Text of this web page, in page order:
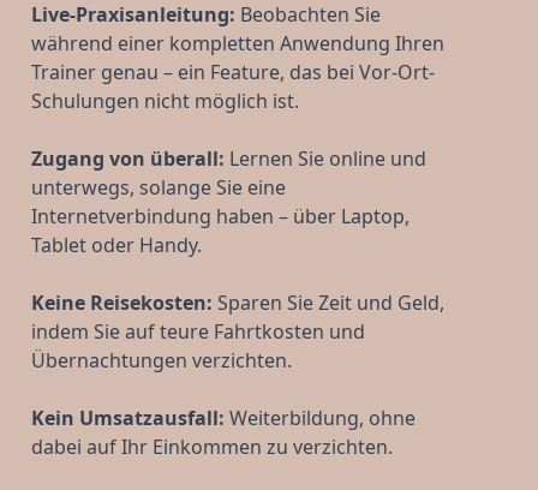
Live-Praxisanleitung: Beobachten Sie
während einer kompletten Anwendung Ihren
Trainer genau – ein Feature, das bei Vor-Ort-
Schulungen nicht möglich ist.
Zugang von überall: Lernen Sie online und
unterwegs, solange Sie eine
Internetverbindung haben – über Laptop,
Tablet oder Handy.
Keine Reisekosten: Sparen Sie Zeit und Geld,
indem Sie auf teure Fahrtkosten und
Übernachtungen verzichten.
Kein Umsatzausfall: Weiterbildung, ohne
dabei auf Ihr Einkommen zu verzichten.